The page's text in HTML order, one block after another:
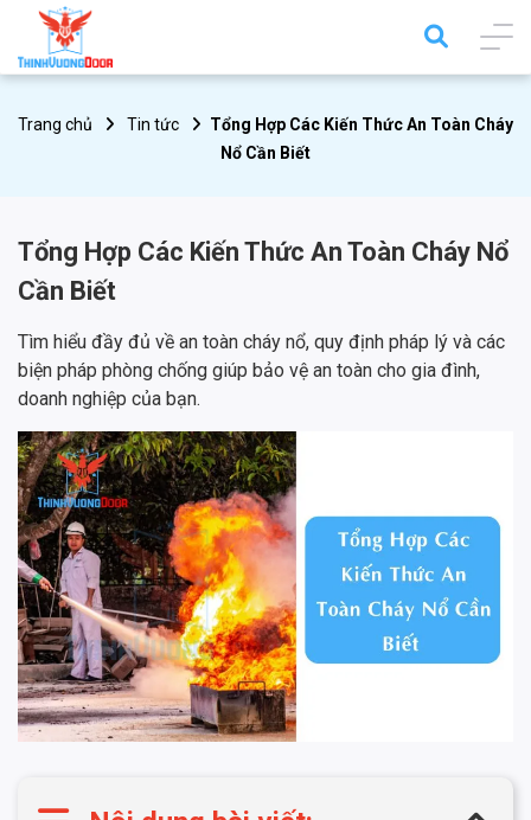
Trang chủ Tin tức
Tổng Hợp Các Kiến Thức An Toàn Cháy
Nổ Cần Biết
Tổng Hợp Các Kiến Thức An Toàn Cháy Nổ
Cần Biết
Tìm hiểu đầy đủ về an toàn cháy nổ, quy định pháp lý và các
biện pháp phòng chống giúp bảo vệ an toàn cho gia đình,
doanh nghiệp của bạn.